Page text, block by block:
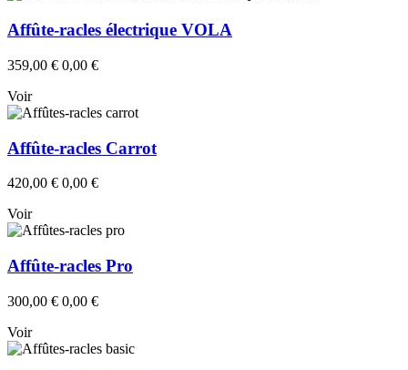
Affûte-racles électrique VOLA
359,00 € 0,00 €
Voir
Affûte-racles Carrot
420,00 € 0,00 €
Voir
Affûte-racles Pro
300,00 € 0,00 €
Voir